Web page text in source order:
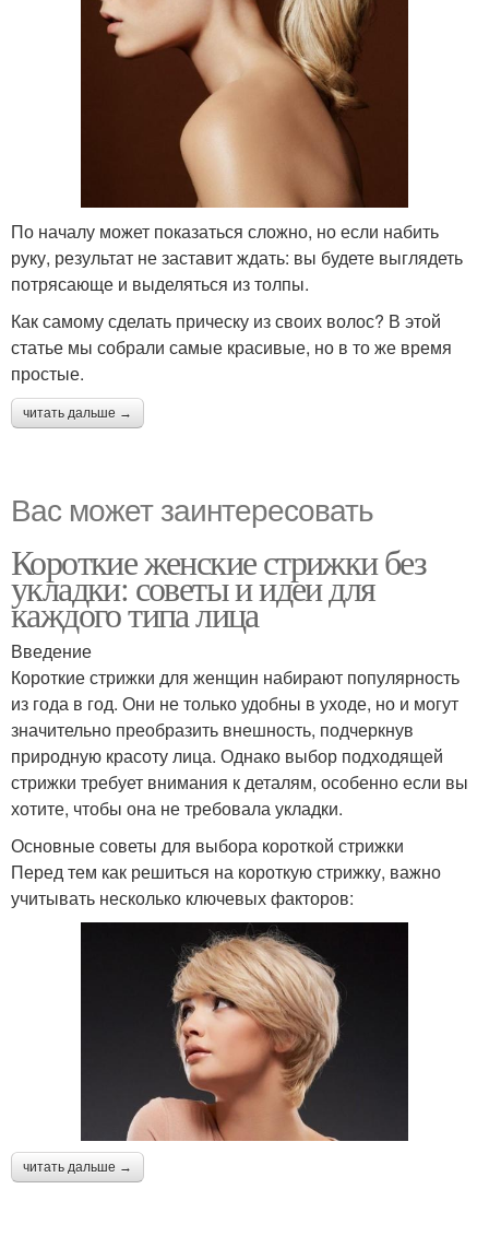
По началу может показаться сложно, но если набить
руку, результат не заставит ждать: вы будете выглядеть
потрясающе и выделяться из толпы.
Как самому сделать прическу из своих волос? В этой
статье мы собрали самые красивые, но в то же время
простые.
читать дальше →
Вас может заинтересовать
Короткие женские стрижки без
укладки: советы и идеи для
каждого типа лица
Введение
Короткие стрижки для женщин набирают популярность
из года в год. Они не только удобны в уходе, но и могут
значительно преобразить внешность, подчеркнув
природную красоту лица. Однако выбор подходящей
стрижки требует внимания к деталям, особенно если вы
хотите, чтобы она не требовала укладки.
Основные советы для выбора короткой стрижки
Перед тем как решиться на короткую стрижку, важно
учитывать несколько ключевых факторов:
читать дальше →